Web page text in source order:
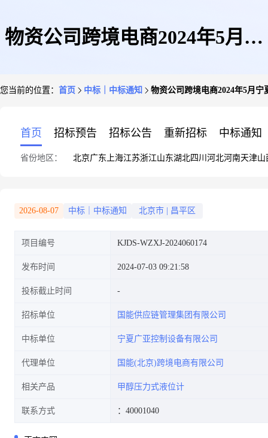
物资公司跨境电商2024年5月宁
您当前的位置： 首页 中标｜中标通知 物资公司跨境电商2024年5月
首页 招标预告 招标公告 重新招标 中标通知
省份地区： 北京广东 上海江苏浙江山东湖北四川 河北河南天津山
2026-08-07 中标｜中标通知 北京市 昌平区
项目编号 KJDS-WZXJ-2024060174
发布时间 2024-07-03 09:21:58
投标截止时间
招标单位 国能供应链管理集团有限公司
中标单位 宁夏广亚控制设备有限公司
代理单位 国能(北京)跨境电商有限公司
相关产品 甲醇压力式液位计
联系方式 ：40001040